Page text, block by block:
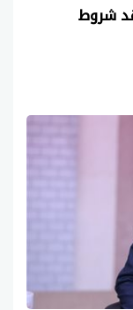
شروط